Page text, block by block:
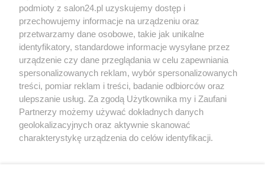
Społeczeństwo
Kultura
X Facebook Instagram Youtube
podmioty z salon24.pl uzyskujemy dostęp i
przechowujemy informacje na urządzeniu oraz
przetwarzamy dane osobowe, takie jak unikalne
identyfikatory, standardowe informacje wysyłane przez
urządzenie czy dane przeglądania w celu zapewniania
spersonalizowanych reklam, wybór spersonalizowanych
treści, pomiar reklam i treści, badanie odbiorców oraz
ulepszanie usług. Za zgodą Użytkownika my i Zaufani
Partnerzy możemy używać dokładnych danych
geolokalizacyjnych oraz aktywnie skanować
charakterystykę urządzenia do celów identyfikacji.